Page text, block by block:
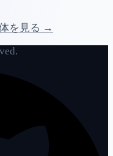
を見る →